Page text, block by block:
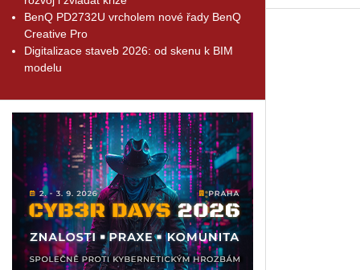
BenQ PD2732U vrcholem nové řady BenQ
Creative Pro
Digitalizace staveb 2026: od skenu k BIM
modelu